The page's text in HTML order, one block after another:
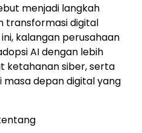
menjadi langkah
transformasi digital
kalangan perusahaan
AI dengan lebih
ketahanan siber, serta
depan digital yang